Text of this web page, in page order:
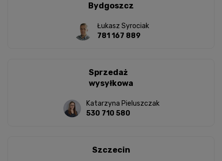
Szczecin
Bydgoszcz
Łukasz Syrociak
781 167 889
Sprzedaż
wysyłkowa
Katarzyna Pieluszczak
530 710 580